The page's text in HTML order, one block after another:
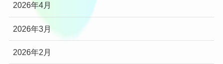
2026年4月
2026年3月
2026年2月